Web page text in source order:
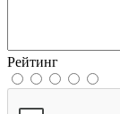
Рейтинг